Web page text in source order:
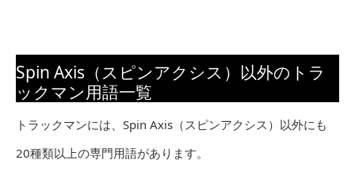
Spin Axis（スピンアクシス）以外のトラ
ックマン用語一覧
トラックマンには、Spin Axis（スピンアクシス）以外にも
20種類以上の専門用語があります。